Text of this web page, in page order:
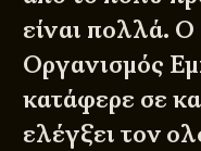
είναι πολλά. Ο
Οργανισμός
κατάφερε σε
ελέγξει τον